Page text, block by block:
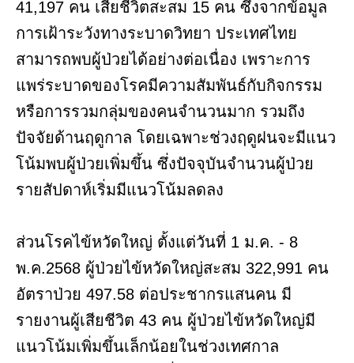
41,197 คน เสียชีวิตสะสม 15 คน ซึ่งจากข้อมูล
การเฝ้าระวังทางระบาดวิทยา ประเทศไทย
สามารถพบผู้ป่วยได้อย่างต่อเนื่อง เพราะการ
แพร่ระบาดของโรคมีความสัมพันธ์กับกิจกรรม
หรือการรวมกลุ่มของคนจำนวนมาก รวมถึง
ปัจจัยด้านฤดูกาล โดยเฉพาะช่วงฤดูฝนจะมีแนว
โน้มพบผู้ป่วยเพิ่มขึ้น ซึ่งปัจจุบันจำนวนผู้ป่วย
รายสัปดาห์เริ่มมีแนวโน้มลดลง
ส่วนโรคไข้หวัดใหญ่ ตั้งแต่วันที่ 1 ม.ค. - 8
พ.ค.2568 ผู้ป่วยไข้หวัดใหญ่สะสม 322,991 คน
อัตราป่วย 497.58 ต่อประชากรแสนคน มี
รายงานผู้เสียชีวิต 43 คน ผู้ป่วยไข้หวัดใหญ่มี
แนวโน้มเพิ่มขึ้นเล็กน้อยในช่วงเทศกาล